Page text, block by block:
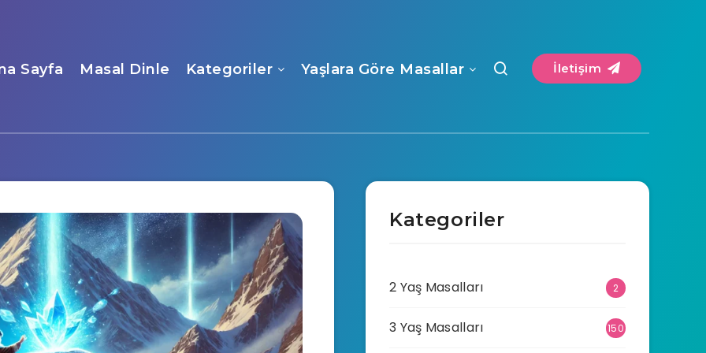
Sayfa Masal Dinle Kategoriler Yaşlara Göre Masallar İletişim
Kategoriler
2 Yaş Masalları 2
3 Yaş Masalları 150